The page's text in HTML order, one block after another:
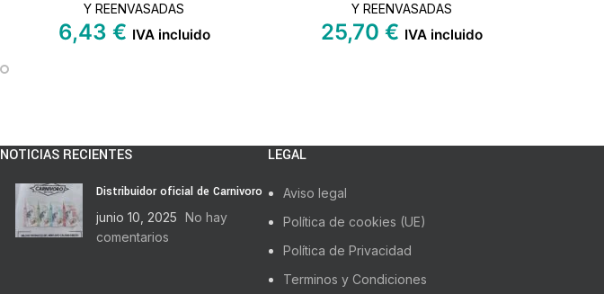
Y REENVASADAS
6,43 € IVA incluido
Y REENVASADAS
25,70 € IVA incluido
NOTICIAS RECIENTES
Distribuidor oficial de Carnivoro
junio 10, 2025 No hay
comentarios
LEGAL
Aviso legal
Política de cookies (UE)
Política de Privacidad
Terminos y Condiciones